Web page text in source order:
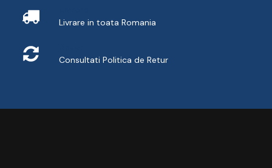
Livrare in toata Romania
Consultati Politica de Retur